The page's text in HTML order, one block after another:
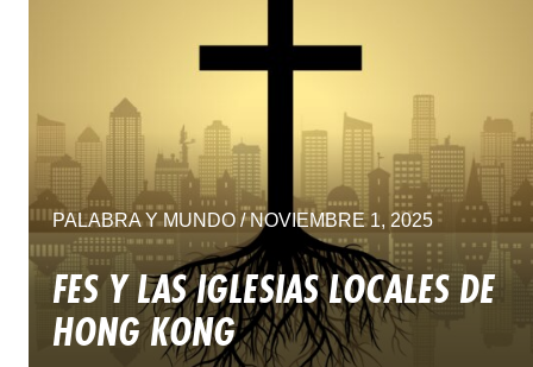
PALABRA Y MUNDO / NOVIEMBRE 1, 2025
FES Y LAS IGLESIAS LOCALES DE
HONG KONG